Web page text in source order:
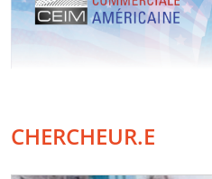
CHERCHEUR.E